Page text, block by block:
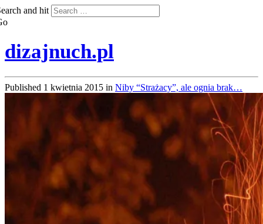
and hit
dizajnuch.pl
Published 1 kwietnia 2015 in Niby “Strażacy”, ale ognia brak…